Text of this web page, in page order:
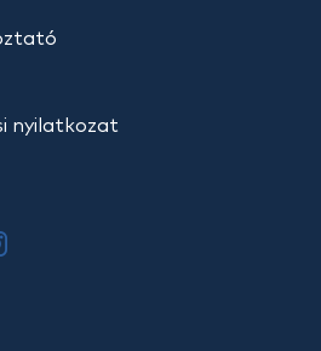
nyilatkozat